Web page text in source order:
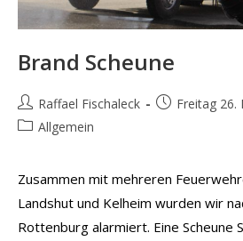
Brand Scheune
Beitrags-
Autor:
Raffael Fischaleck
BeitragFreitag 26.
Beitrags-
Allgemein
Zusammen mit mehreren
Landshut und Kelheim wurden wir
Rottenburg alarmiert. Eine Scheune